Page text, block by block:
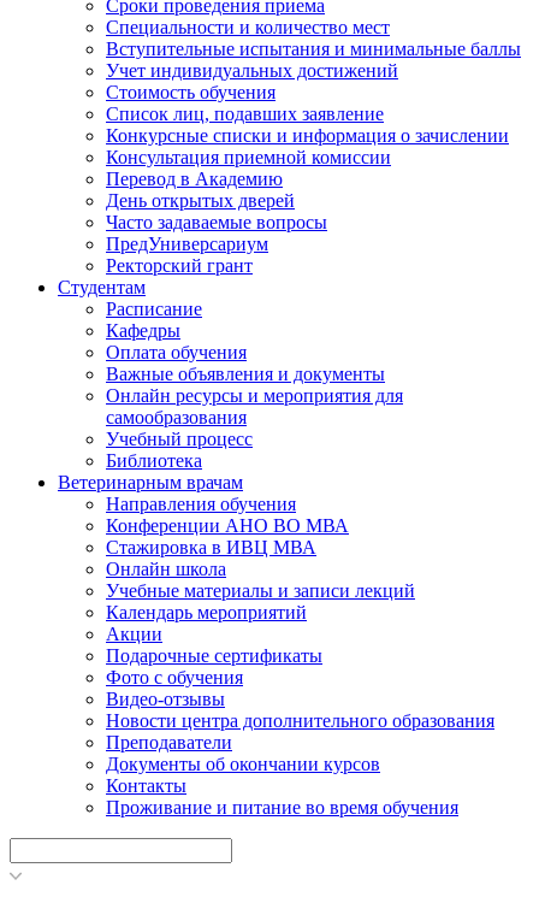
Сроки проведения приема
Специальности и количество мест
Вступительные испытания и минимальные баллы
Учет индивидуальных достижений
Стоимость обучения
Список лиц, подавших заявление
Конкурсные списки и информация о зачислении
Консультация приемной комиссии
Перевод в Академию
День открытых дверей
Часто задаваемые вопросы
ПредУниверсариум
Ректорский грант
Студентам
Расписание
Кафедры
Оплата обучения
Важные объявления и документы
Онлайн ресурсы и мероприятия для
самообразования
Учебный процесс
Библиотека
Ветеринарным врачам
Направления обучения
Конференции АНО ВО МВА
Стажировка в ИВЦ МВА
Онлайн школа
Учебные материалы и записи лекций
Календарь мероприятий
Акции
Подарочные сертификаты
Фото с обучения
Видео-отзывы
Новости центра дополнительного образования
Преподаватели
Документы об окончании курсов
Контакты
Проживание и питание во время обучения